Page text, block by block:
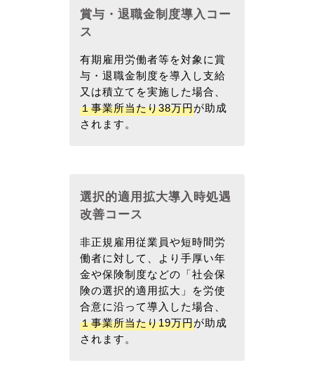
賞与・退職金制度導入コー
ス
有期雇用労働者等を対象に賞
与・退職金制度を導入し支給
又は積立てを実施した場合、
１事業所当たり38万円が助成
されます。
選択的適用拡大導入時処遇
改善コース
非正規雇用従業員や短時間労
働者に対して、より手厚い年
金や保険制度などの「社会保
険の選択的適用拡大」を労使
合意に沿って導入した場合、
１事業所当たり19万円が助成
されます。